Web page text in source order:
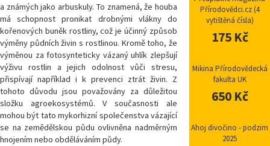
a známých jako arbuskuly. To znamená, že houba
má schopnost pronikat drobnými vlákny do
kořenových buněk rostliny, což je účinný způsob
výměny půdních živin s rostlinou. Kromě toho, že
výměnou za fotosynteticky vázaný uhlík zlepšují
výživu rostlin a jejich odolnost vůči stresu,
přispívají například i k prevenci ztrát živin. Z
tohoto důvodu jsou považovány za důležitou
složku agroekosystémů. V současnosti ale
mohou být tato mykorhizní společenstva vázající
se na zemědělskou půdu ovlivněna nadměrným
hnojením nebo obděláváním půdy.
Přírodovědci.cz (4
vytištěná čísla)
175 Kč
Mikina Přírodovědecká
fakulta UK
650 Kč
Ahoj divočino - podzim
2025